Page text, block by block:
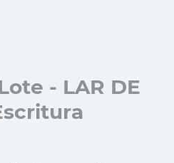
- LAR DE